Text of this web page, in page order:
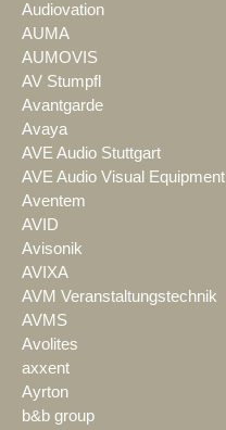
Audiovation
AUMA
AUMOVIS
AV Stumpfl
Avantgarde
Avaya
AVE Audio Stuttgart
AVE Audio Visual Equipment
Aventem
AVID
Avisonik
AVIXA
AVM Veranstaltungstechnik
AVMS
Avolites
axxent
Ayrton
b&b group